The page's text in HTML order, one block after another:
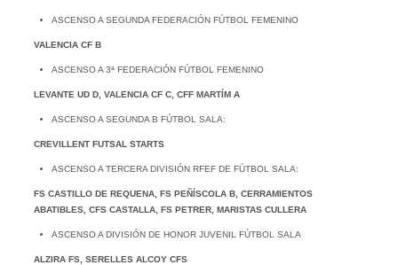
ASCENSO A SEGUNDA FEDERACIÓN FÚTBOL FEMENINO
VALENCIA CF B
ASCENSO A 3ª FEDERACIÓN FÚTBOL FEMENINO
LEVANTE UD D, VALENCIA CF C, CFF MARTÍM A
ASCENSO A SEGUNDA B FÚTBOL SALA:
CREVILLENT FUTSAL STARTS
ASCENSO A TERCERA DIVISIÓN RFEF DE FÚTBOL SALA:
FS CASTILLO DE REQUENA, FS PEÑÍSCOLA B, CERRAMIENTOS
ABATIBLES, CFS CASTALLA, FS PETRER, MARISTAS CULLERA
ASCENSO A DIVISIÓN DE HONOR JUVENIL FÚTBOL SALA
ALZIRA FS, SERELLES ALCOY CFS